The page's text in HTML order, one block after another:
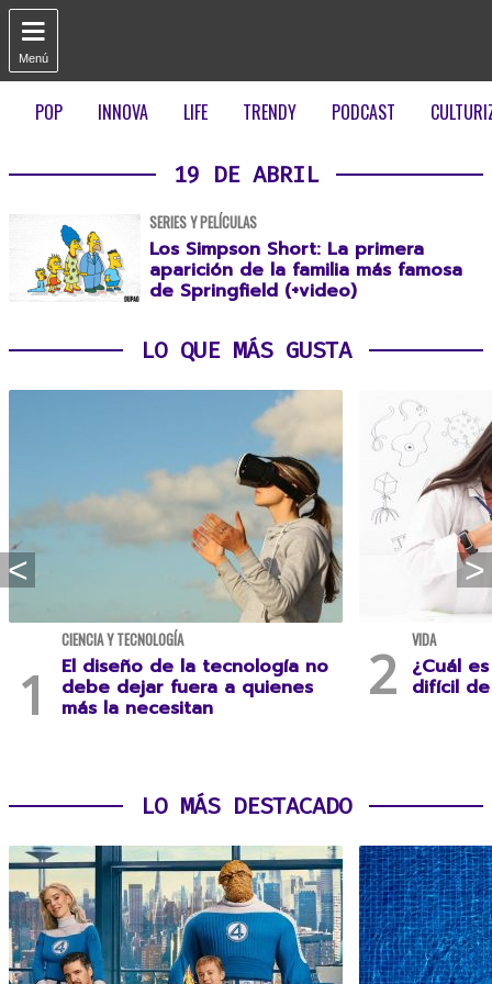

Menú
POP INNOVA LIFE TRENDY PODCAST
19 DE ABRIL
SERIES Y PELÍCULAS
Los Simpson Short: La primera
aparición de la familia más famosa
de Springfield (+video)
LO QUE MÁS GUSTA
CIENCIA Y TECNOLOGÍA
El diseño de la tecnología no
debe dejar fuera a quienes
más la necesitan
VIDA
¿Cuál
difícil
LO MÁS DESTACADO